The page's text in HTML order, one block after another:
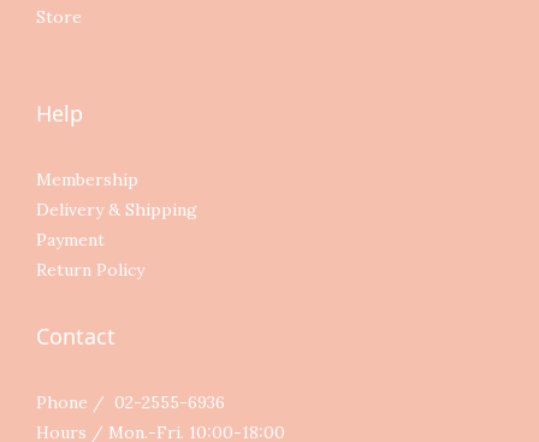
Store
Help
Membership
Delivery & Shipping
Payment
Return Policy
Contact
Phone / 02-2555-6936
Hours / Mon.-Fri. 10:00-18:00